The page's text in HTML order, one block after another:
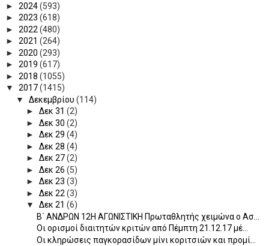
► 2024(593)
► 2023 (618)
► 2022 (480)
► 2021 (264)
► 2020 (293)
► 2019 (617)
► 2018 (1055)
▼ 2017(1415)
▼ Δεκεμβρίου (114)
► Δεκ 31 (2)
► Δεκ 30 (2)
► Δεκ 29 (4)
► Δεκ 28 (4)
► Δεκ 27(2)
► Δεκ 26 (5)
► Δεκ 23 (3)
► Δεκ 22 (3)
▼ Δεκ 21 (6)
Β΄ ΑΝΔΡΩΝ 12Η ΑΓΩΝΙΣΤΙΚΗ Πρωταθλητής χειμώνα ο Ασ...
Οι ορισμοί διαιτητών κριτών από Πέμπτη 21.12.17 μέ...
Οι κληρώσεις παγκορασίδων μίνι κοριτσιών και προμί...